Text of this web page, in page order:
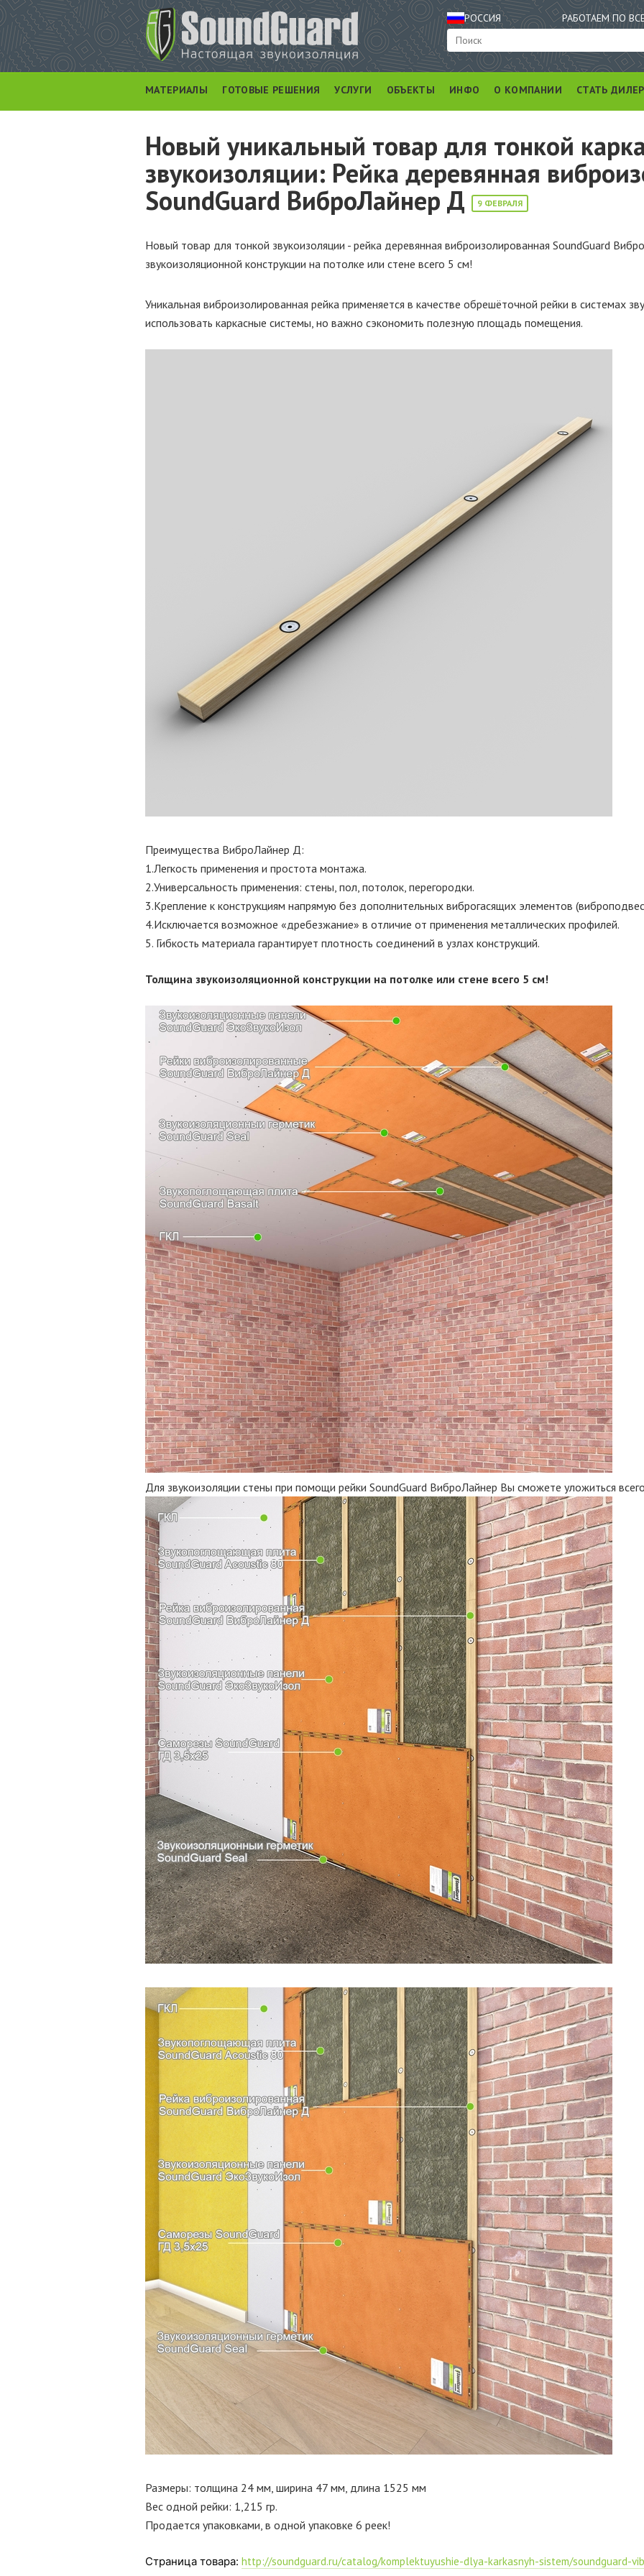
РОССИЯ РАБОТАЕМ ПО
МАТЕРИАЛЫ ГОТОВЫЕ РЕШЕНИЯ УСЛУГИ ОБЪЕКТЫ ИНФО О КОМПАНИИ СТАТЬ
Новый уникальный товар для тонкой
звукоизоляции: Рейка деревянная
SoundGuard ВиброЛайнер Д
9 ФЕВРАЛЯ
​Новый товар для тонкой звукоизоляции - рейка деревянная виброизолированная SoundGuard
звукоизоляционной конструкции на потолке или стене всего 5 см!
Уникальная виброизолированная рейка применяется в качестве обрешёточной рейки в системах
использовать каркасные системы, но важно сэкономить полезную площадь помещения.
Преимущества ВиброЛайнер Д:
1.Легкость применения и простота монтажа.
2.Универсальность применения: стены, пол, потолок, перегородки.
3.Крепление к конструкциям напрямую без дополнительных виброгасящих элементов
4.Исключается возможное «дребезжание» в отличие от применения металлических профилей.
5. Гибкость материала гарантирует плотность соединений в узлах конструкций.
Толщина звукоизоляционной конструкции на потолке или стене всего 5 см!
Для звукоизоляции стены при помощи рейки SoundGuard ВиброЛайнер Вы сможете уложиться
Размеры: толщина 24 мм, ширина 47 мм, длина 1525 мм
Вес одной рейки: 1,215 гр.
Продается упаковками, в одной упаковке 6 реек!
Страница товара: http://soundguard.ru/catalog/komplektuyushie-dlya-karkasnyh-sistem/soundguard-